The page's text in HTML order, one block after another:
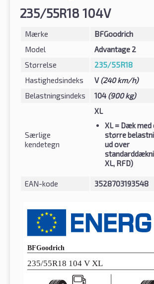
235/55R18 104V
Mærke
BFGoodrich
Model
Advantage 2
Størrelse
235/55R18
Hastighedsindeks
V(240 km/h)
Belastningsindeks
104 (900 kg)
Særlige
kendetegn
XL
XL= Dæk med
større
ud over
XL, RFD)
EAN-kode 3528703193548